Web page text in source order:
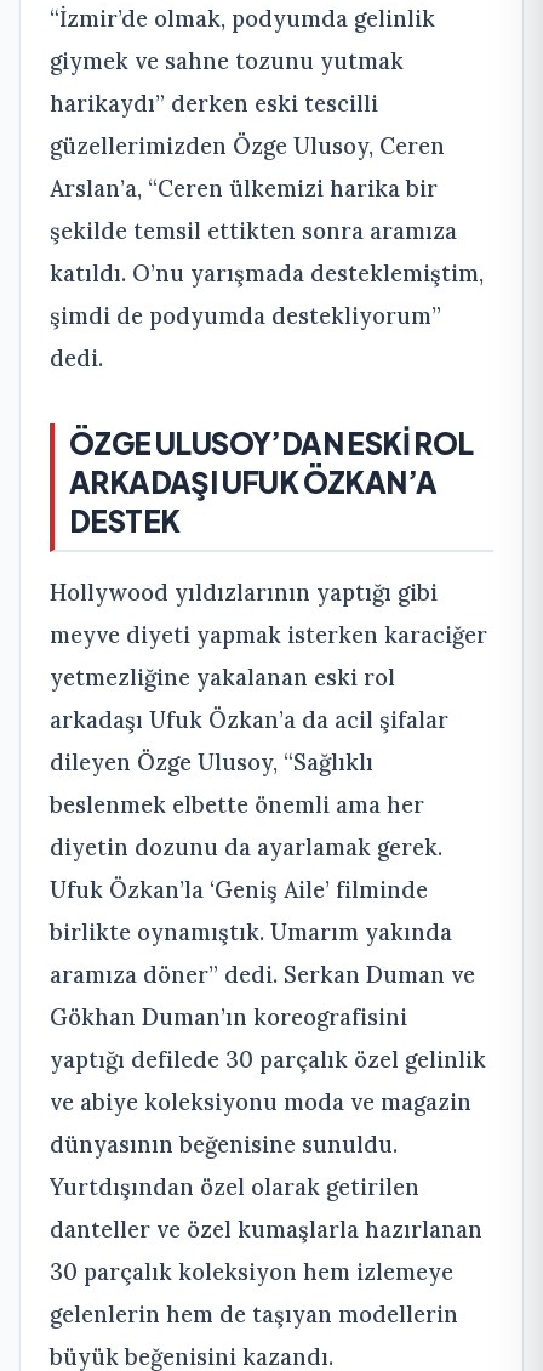
“İzmir’de olmak, podyumda gelinlik
giymek ve sahne tozunu yutmak
harikaydı” derken eski tescilli
güzellerimizden Özge Ulusoy, Ceren
Arslan’a, “Ceren ülkemizi harika bir
şekilde temsil ettikten sonra aramıza
katıldı. O’nu yarışmada desteklemiştim,
şimdi de podyumda destekliyorum”
dedi.
ÖZGE ULUSOY’DAN ESKİ ROL
ARKADAŞI UFUK ÖZKAN’A
DESTEK
Hollywood yıldızlarının yaptığı gibi
meyve diyeti yapmak isterken karaciğer
yetmezliğine yakalanan eski rol
arkadaşı Ufuk Özkan’a da acil şifalar
dileyen Özge Ulusoy, “Sağlıklı
beslenmek elbette önemli ama her
diyetin dozunu da ayarlamak gerek.
Ufuk Özkan’la ‘Geniş Aile’ filminde
birlikte oynamıştık. Umarım yakında
aramıza döner” dedi. Serkan Duman ve
Gökhan Duman’ın koreografisini
yaptığı defilede 30 parçalık özel gelinlik
ve abiye koleksiyonu moda ve magazin
dünyasının beğenisine sunuldu.
Yurtdışından özel olarak getirilen
danteller ve özel kumaşlarla hazırlanan
30 parçalık koleksiyon hem izlemeye
gelenlerin hem de taşıyan modellerin
büyük beğenisini kazandı.